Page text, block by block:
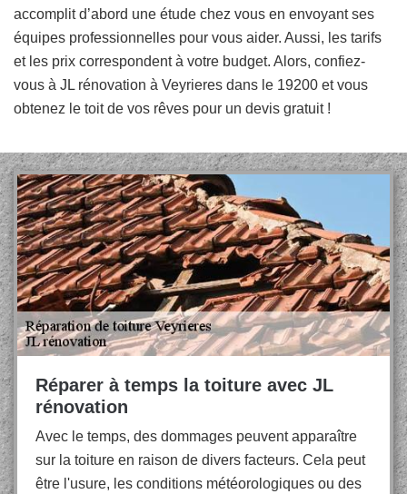
accomplit d’abord une étude chez vous en envoyant ses
équipes professionnelles pour vous aider. Aussi, les tarifs
et les prix correspondent à votre budget. Alors, confiez-
vous à JL rénovation à Veyrieres dans le 19200 et vous
obtenez le toit de vos rêves pour un devis gratuit !
Réparer à temps la toiture avec JL
rénovation
Avec le temps, des dommages peuvent apparaître
sur la toiture en raison de divers facteurs. Cela peut
être l'usure, les conditions météorologiques ou des